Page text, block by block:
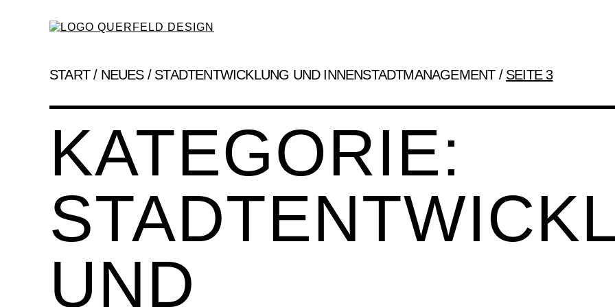
START/ NEUES/ STADTENTWICKLUNG UND INNENSTADTMANAGEMENT/ SEITE 3
KATEGORIE:
UND